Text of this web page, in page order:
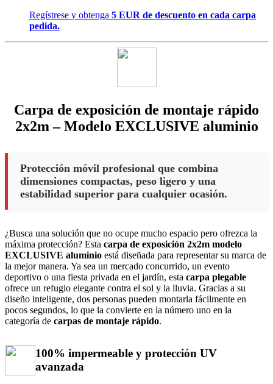
Regístrese y obtenga 5 EUR de descuento en cada carpa
pedida.
Carpa de exposición de montaje rápido
2x2m – Modelo EXCLUSIVE aluminio
Protección móvil profesional que combina
dimensiones compactas, peso ligero y una
estabilidad superior para cualquier ocasión.
¿Busca una solución que no ocupe mucho espacio pero ofrezca la
máxima protección? Esta carpa de exposición 2x2m modelo
EXCLUSIVE aluminio está diseñada para representar su marca de
la mejor manera. Ya sea un mercado concurrido, un evento
deportivo o una fiesta privada en el jardín, esta carpa plegable
ofrece un refugio elegante contra el sol y la lluvia. Gracias a su
diseño inteligente, dos personas pueden montarla fácilmente en
pocos segundos, lo que la convierte en la número uno en la
categoría de carpas de montaje rápido.
100% impermeable y protección UV
avanzada